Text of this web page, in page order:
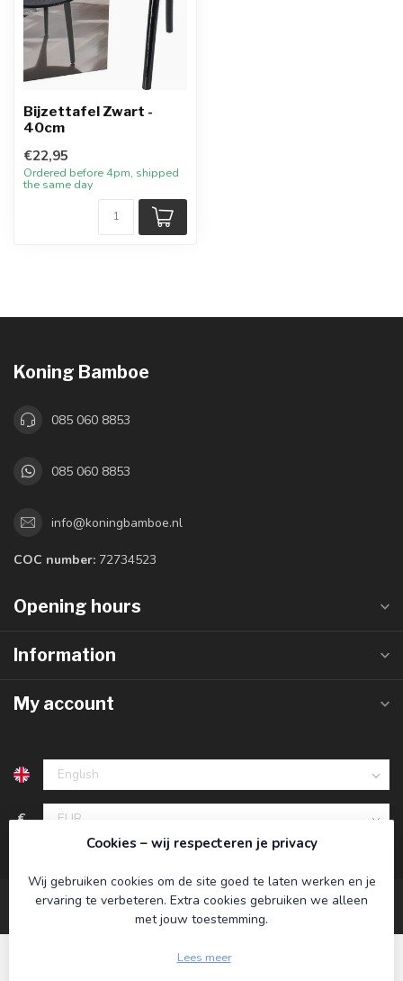
Bijzettafel Zwart -
40cm
€22,95
Ordered before 4pm, shipped
the same day
Koning Bamboe
085 060 8853
085 060 8853
info@koningbamboe.nl
COC number: 72734523
Opening hours
Information
My account
€
Cookies – wij respecteren je privacy
Wij gebruiken cookies om de site goed te laten werken en je
ervaring te verbeteren. Extra cookies gebruiken we alleen
met jouw toestemming.
Lees meer